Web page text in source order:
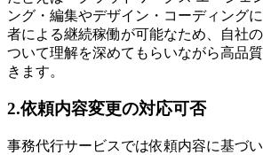
ング・編集やデザイン・コーディング
者による継続稼働が可能なため、自社
ついて理解を深めてもらいながら高品
きます。
2.依頼内容変更の対応可否
事務代行サービスでは依頼内容に基づ